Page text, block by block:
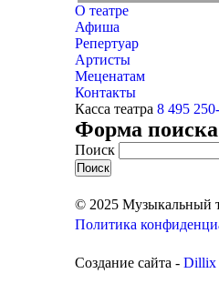
О театре
Афиша
Репертуар
Артисты
Меценатам
Контакты
Касса театра 8 495
Форма поиска
Поиск
© 2025 Музыкальный
Политика
Создание сайта - Dillix